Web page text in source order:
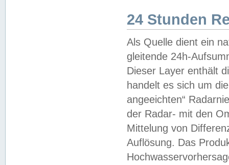
24 Stunden
Als Quelle dient ein
gleitende 24h-
Dieser Layer enthält
handelt es sich um
angeeichten“
der Radar- mit den
Mittelung von
Auflösung. Das